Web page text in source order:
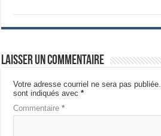
Laisser un commentaire
Votre adresse courriel ne sera pas publiée.
sont indiqués avec*
Commentaire*